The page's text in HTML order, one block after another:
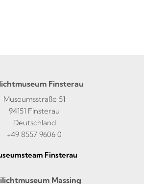
Finsterau
Museumsstraße 51
94151 Finsterau
Deutschland
+49 8557 9606 0
Finsterau
Massing